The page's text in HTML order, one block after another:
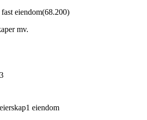
eiendom(68.200)
mv.
1 eiendom